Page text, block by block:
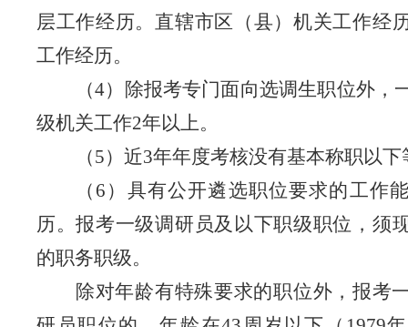
层工作经历。直辖市区（县）机关工作经
工作经历。
（4）除报考专门面向选调生职位外，
级机关工作2年以上。
（5）近3年年度考核没有基本称职以下
（ 6 ）具有公开遴选职位要求的工作
历。报考一级调研员及以下职级职位，须
的职务职级。
除对年龄有特殊要求的职位外， 报考